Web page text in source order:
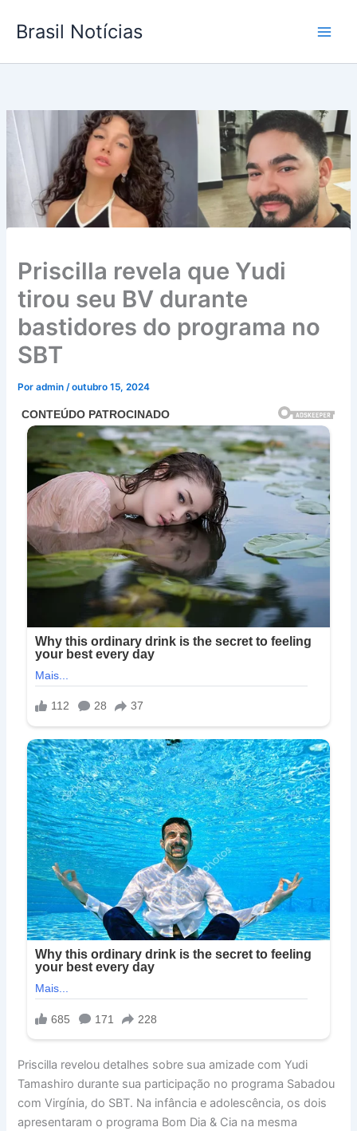
para
conteúdo
Brasil Notícias
Priscilla revela que Yudi
tirou seu BV durante
bastidores do programa no
SBT
Poradmin/outubro 15, 2024
Priscilla revelou detalhes sobre sua amizade com Yudi
Tamashiro durante sua participação no programa Sabadou
com Virgínia, do SBT. Na infância e adolescência, os dois
apresentaram o programa Bom Dia & Cia na mesma